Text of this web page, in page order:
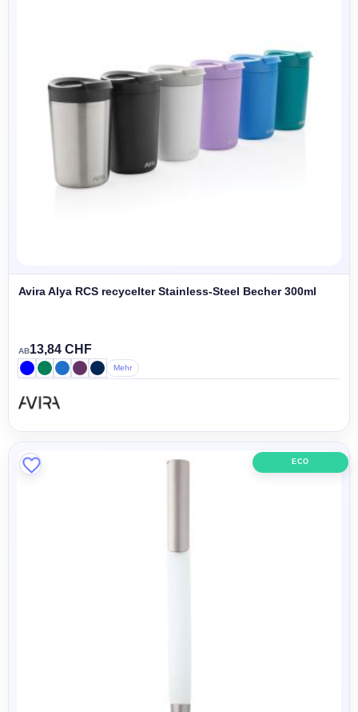
Avira Alya RCS recycelter Stainless-Steel Becher 300ml
Mehr
AB13,84 CHF
ECO